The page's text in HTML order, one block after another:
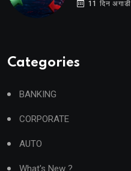
11 दिन अगाडी
Categories
BANKING
CORPORATE
AUTO
What's New ?